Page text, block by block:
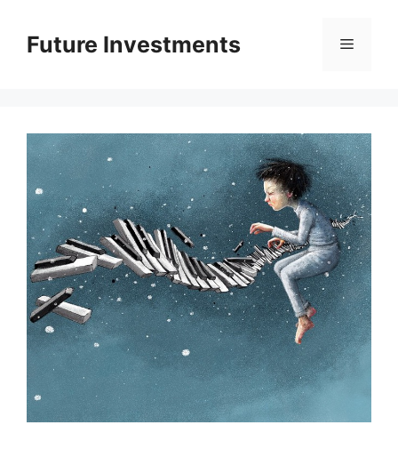
вмістуFuture Investments Меню